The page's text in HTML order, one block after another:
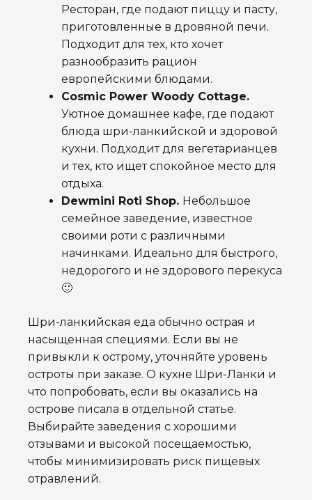
Ресторан, где подают пиццу и пасту,
приготовленные в дровяной печи.
Подходит для тех, кто хочет
разнообразить рацион
европейскими блюдами.
Cosmic Power Woody Cottage.
Уютное домашнее кафе, где подают
блюда шри-ланкийской и здоровой
кухни. Подходит для вегетарианцев
и тех, кто ищет спокойное место для
отдыха.
Dewmini Roti Shop. Небольшое
семейное заведение, известное
своими роти с различными
начинками. Идеально для быстрого,
недорогого и не здорового перекуса
🙂
Шри-ланкийская еда обычно острая и
насыщенная специями. Если вы не
привыкли к острому, уточняйте уровень
остроты при заказе. О кухне Шри-Ланки и
что попробовать, если вы оказались на
острове писала в отдельной статье.
Выбирайте заведения с хорошими
отзывами и высокой посещаемостью,
чтобы минимизировать риск пищевых
отравлений.